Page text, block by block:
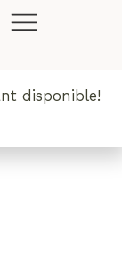
rabais.
disponible!